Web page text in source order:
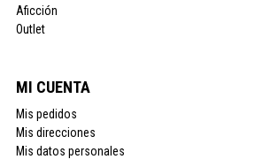
Aficción
Outlet
MI CUENTA
Mis pedidos
Mis direcciones
Mis datos personales